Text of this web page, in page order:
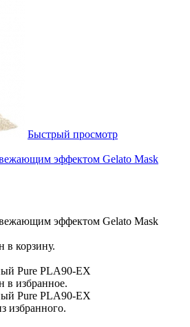
Быстрый просмотр
эффектом Gelato Mask
эффектом Gelato Mask
в корзину.
Pure PLA90-EX
в избранное.
Pure PLA90-EX
избранного.